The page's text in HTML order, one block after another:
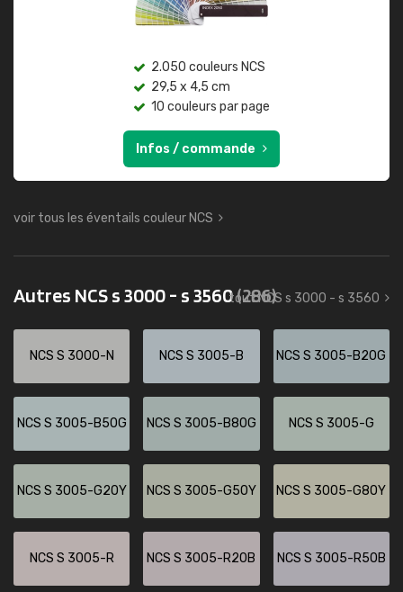
2.050 couleurs NCS
29,5 x 4,5 cm
10 couleurs par page
Infos / commande
voir tous les éventails couleur NCS
Autres NCS s 3000 - s 3560(286)
tout NCS s 3000 - s 3560
NCS S 3000-N NCS S 3005-B NCS S 3005-B20G
NCS S 3005-B50G NCS S 3005-B80G NCS S 3005-G
NCS S 3005-G20Y NCS S 3005-G50Y NCS S 3005-G80Y
NCS S 3005-R NCS S 3005-R20B NCS S 3005-R50B